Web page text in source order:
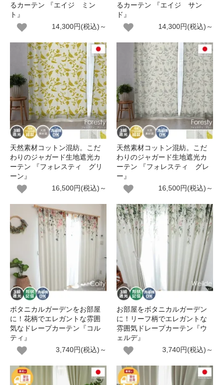
るカーテン 『エイジ ミン
ト』
14,300円(税込)～
るカーテン 『エイジ サン
ド』
14,300円(税込)～
天然素材コットン混紡。こだ
わりのジャガード生地遮光カ
ーテン 『フォレスティ グリ
ーン』
16,500円(税込)～
天然素材コットン混紡。こだ
わりのジャガード生地遮光カ
ーテン 『フォレスティ グレ
ー』
16,500円(税込)～
ボタニカルガーデンをお部屋
に！花柄でエレガントな雰囲
気なドレープカーテン『コル
ティ』
3,740円(税込)～
お部屋をボタニカルガーデン
に！リーフ柄でエレガントな
雰囲気ドレープカーテン『ウ
ェルデ』
3,740円(税込)～